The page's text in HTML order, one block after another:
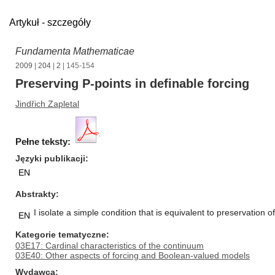
Artykuł - szczegóły
Fundamenta Mathematicae
2009 204 2 | 145-154
Preserving P-points in definable forcing
Jindřich Zapletal
Pełne teksty:
Języki publikacji
EN
Abstrakty
EN I isolate a simple condition that is equivalent to preservation
Kategorie tematyczne
03E17: Cardinal characteristics of the continuum
03E40: Other aspects of forcing and Boolean-valued models
Wydawca